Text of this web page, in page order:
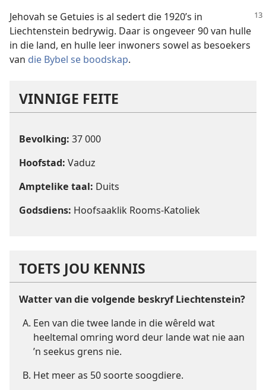
Jehovah se Getuies is al sedert die 1920’s in
Liechtenstein bedrywig. Daar is ongeveer 90 van hulle
in die land, en hulle leer inwoners sowel as besoekers
van die Bybel se boodskap.
VINNIGE FEITE
Bevolking: 37 000
Hoofstad: Vaduz
Amptelike taal: Duits
Godsdiens: Hoofsaaklik Rooms-Katoliek
TOETS JOU KENNIS
Watter van die volgende beskryf Liechtenstein?
Een van die twee lande in die wêreld wat
heeltemal omring word deur lande wat nie aan
’n seekus grens nie.
Het meer as 50 soorte soogdiere.